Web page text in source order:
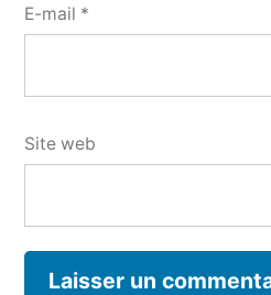
E-mail *
Site web